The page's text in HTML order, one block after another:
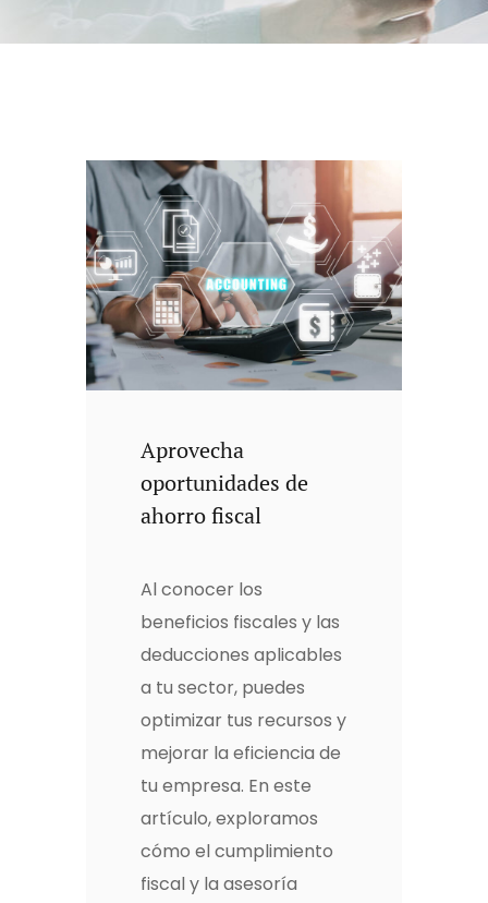
Aprovecha
oportunidades de
ahorro fiscal
Al conocer los
beneficios fiscales y las
deducciones aplicables
a tu sector, puedes
optimizar tus recursos y
mejorar la eficiencia de
tu empresa. En este
artículo, exploramos
cómo el cumplimiento
fiscal y la asesoría